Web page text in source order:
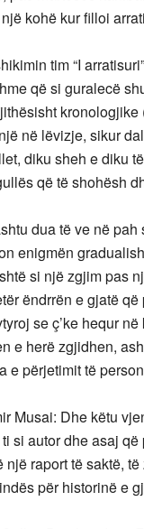
kohë kur filloi
tim “I
që si guralecë
në lëvizje, sikur
diku sheh e diku
që të shohësh
dua të ve në
enigmën
si një zgjim pas
ëndrrën e gjatë
se ç’ke hequr
e herë zgjidhen,
e përjetimit të
Musai: Dhe këtu
si autor dhe asaj
një raport të saktë,
për historinë e